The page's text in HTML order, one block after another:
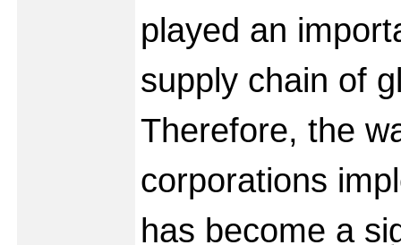
played an
supply chain of
Therefore, the
corporations
has become a